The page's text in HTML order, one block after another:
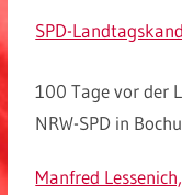
SPD-
100 Tage vor der
NRW-SPD in
Manfred